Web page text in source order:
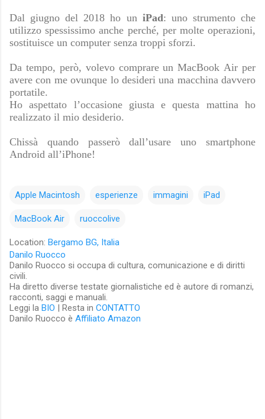
Dal giugno del 2018 ho un iPad: uno strumento che
utilizzo spessissimo anche perché, per molte operazioni,
sostituisce un computer senza troppi sforzi.
Da tempo, però, volevo comprare un MacBook Air per
avere con me ovunque lo desideri una macchina davvero
portatile.
Ho aspettato l’occasione giusta e questa mattina ho
realizzato il mio desiderio.
Chissà quando passerò dall’usare uno smartphone
Android all’iPhone!
Apple Macintosh esperienze immagini iPad
MacBook Air ruoccolive
Location: Bergamo BG, Italia
Danilo Ruocco
Danilo Ruocco si occupa di cultura, comunicazione e di diritti
civili.
Ha diretto diverse testate giornalistiche ed è autore di romanzi,
racconti, saggi e manuali.
Leggi la BIO | Resta in CONTATTO
Danilo Ruocco è Affiliato Amazon